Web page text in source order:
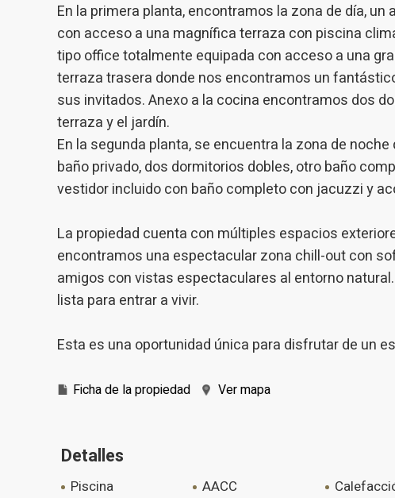
En la primera planta, encontramos la zona de día,
con acceso a una magnífica terraza con piscina
tipo office totalmente equipada con acceso a una
terraza trasera donde nos encontramos un
sus invitados. Anexo a la cocina encontramos dos
terraza y el jardín.
En la segunda planta, se encuentra la zona de
baño privado, dos dormitorios dobles, otro baño
vestidor incluido con baño completo con jacuzzi y
La propiedad cuenta con múltiples espacios
encontramos una espectacular zona chill-out con
amigos con vistas espectaculares al entorno
lista para entrar a vivir.
Esta es una oportunidad única para disfrutar de un
Ficha de la propiedad Ver mapa
Detalles
piscina AACC